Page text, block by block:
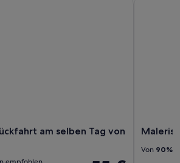
am selben Tag von
Von 90%